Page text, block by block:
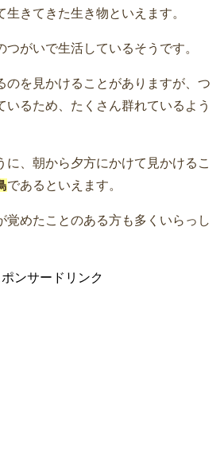
生きてきた生き物といえます。
つがいで生活しているそうです。
のを見かけることがありますが、つ
いるため、たくさん群れているよう
に、朝から夕方にかけて見かけるこ
であるといえます。
覚めたことのある方も多くいらっし
ポンサードリンク